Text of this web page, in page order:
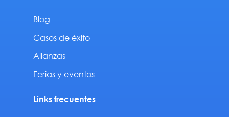
Blog
Casos de éxito
Alianzas
Ferias y eventos
Links frecuentes